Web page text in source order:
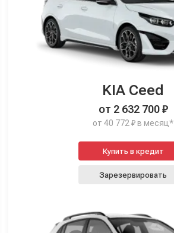
KIA Ceed
от 2 632 700 ₽
от 40 772 ₽ в месяц*
Купить в кредит
Зарезервировать